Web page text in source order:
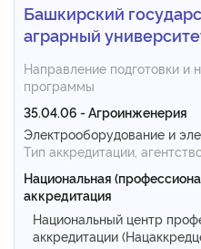
Башкирский
аграрный
Направление подготовки и
программы
35.04.06 - Агроинженерия
Электрооборудование и
Тип аккредитации,
Национальная
аккредитация
Национальный центр
аккредитации